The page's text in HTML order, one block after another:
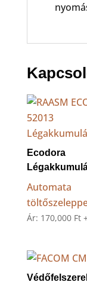
Ecodora
Automata
Ár: 170,000 Ft